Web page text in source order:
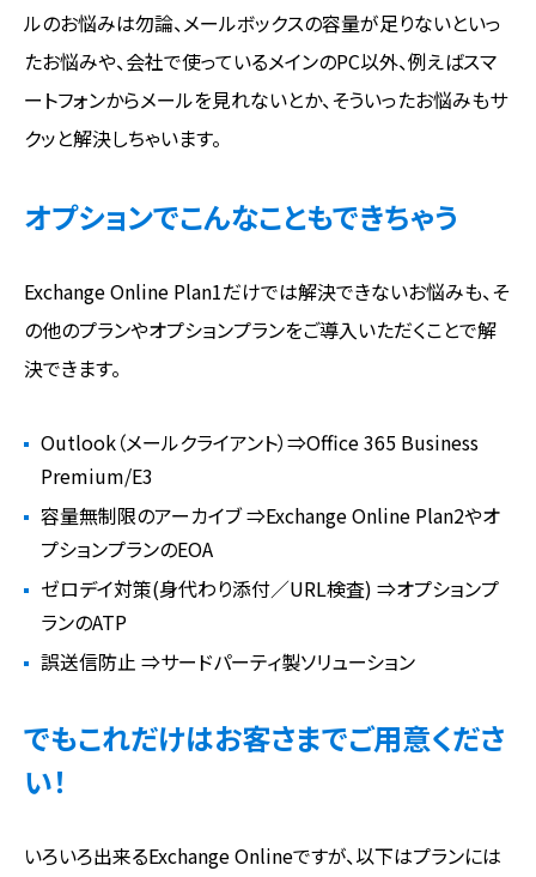
ルのお悩みは勿論、メールボックスの容量が足りないといっ
たお悩みや、会社で使っているメインのPC以外、例えばスマ
ートフォンからメールを見れないとか、そういったお悩みもサ
クッと解決しちゃいます。
オプションでこんなこともできちゃう
Exchange Online Plan1だけでは解決できないお悩みも、そ
の他のプランやオプションプランをご導入いただくことで解
決できます。
Outlook（メールクライアント）⇒Office 365 Business
Premium/E3
容量無制限のアーカイブ ⇒Exchange Online Plan2やオ
プションプランのEOA
ゼロデイ対策(身代わり添付／URL検査) ⇒オプションプ
ランのATP
誤送信防止 ⇒サードパーティ製ソリューション
でもこれだけはお客さまでご用意くださ
い！
いろいろ出来るExchange Onlineですが、以下はプランには